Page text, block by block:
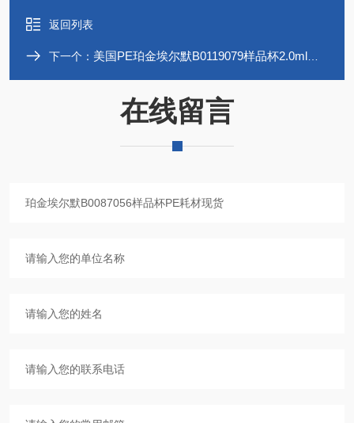
返回列表
下一个： 美国PE珀金埃尔默B0119079样品杯2.0ml现货
在线留言